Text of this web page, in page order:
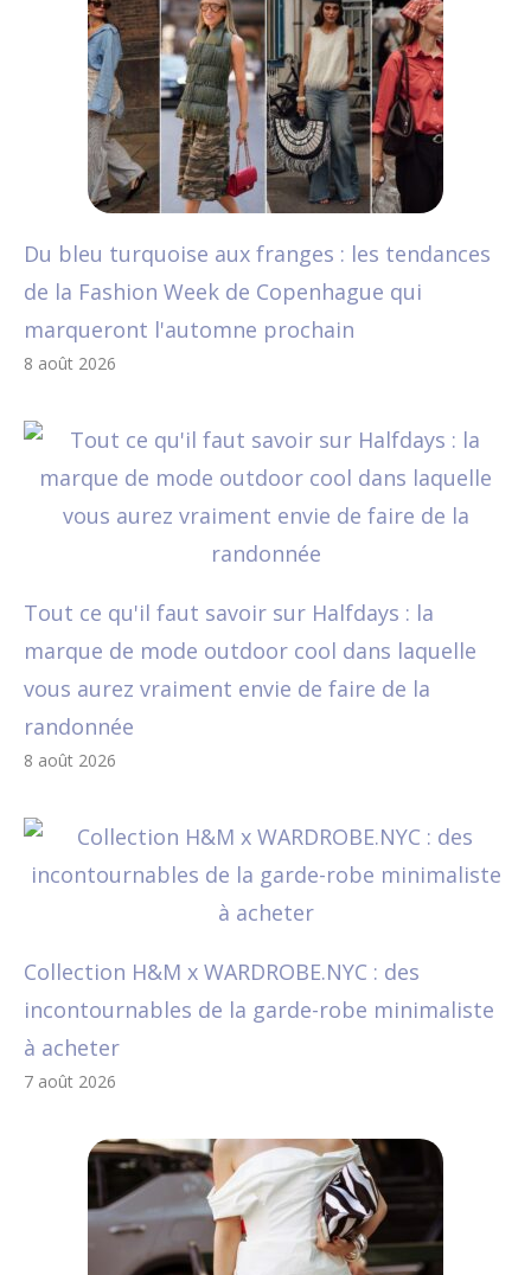
Du bleu turquoise aux franges : les tendances
de la Fashion Week de Copenhague qui
marqueront l'automne prochain
8 août 2026
Tout ce qu'il faut savoir sur Halfdays : la
marque de mode outdoor cool dans laquelle
vous aurez vraiment envie de faire de la
randonnée
8 août 2026
Collection H&M x WARDROBE.NYC : des
incontournables de la garde-robe minimaliste
à acheter
7 août 2026